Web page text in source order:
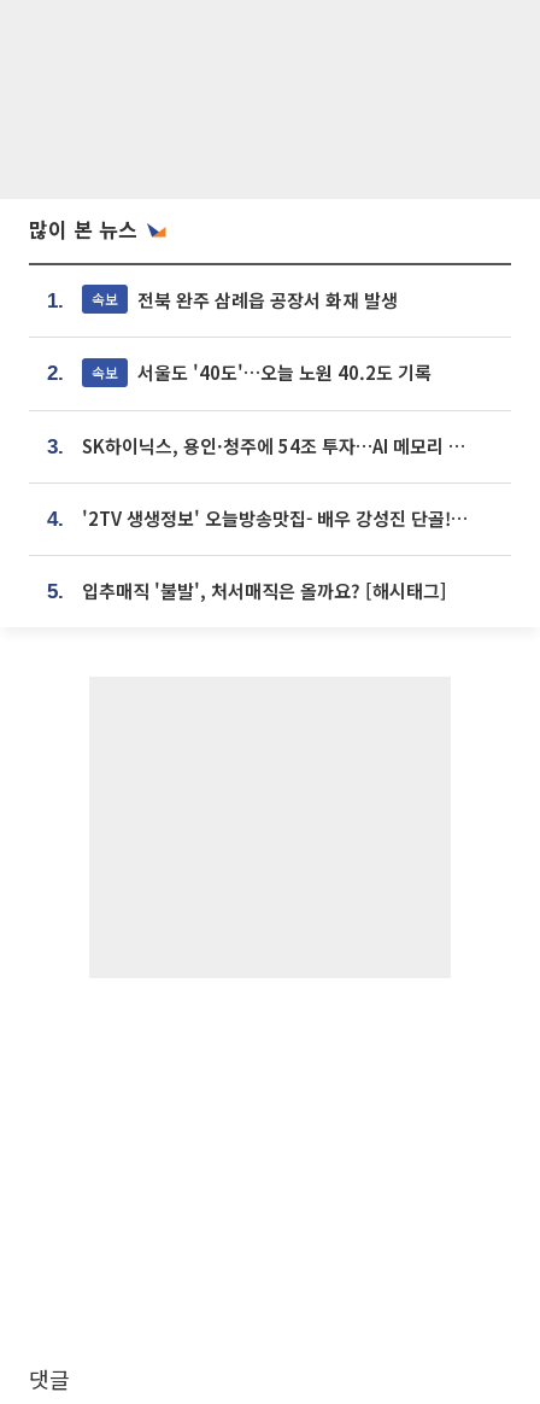
많이 본 뉴스
1. 속보 전북 완주 삼례읍 공장서 화재 발생
2. 속보 서울도 '40도'…오늘 노원 40.2도 기록
3. SK하이닉스, 용인·청주에 54조 투자…AI 메모리 생산기지 키운다
4. '2TV 생생정보' 오늘방송맛집- 배우 강성진 단골! 쌀국수ㆍ푸팟퐁 커리 맛집 '블○○○'
5. 입추매직 '불발', 처서매직은 올까요? [해시태그]
댓글